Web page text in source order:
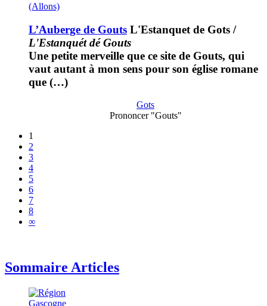
(Allons)
L’Auberge de Gouts L'Estanquet de Gots /
L'Estanquét dé Gouts
Une petite merveille que ce site de Gouts, qui
vaut autant à mon sens pour son église romane
que (…)
Gots
Prononcer "Gouts"
1
2
3
4
5
6
7
8
∞
Sommaire Articles